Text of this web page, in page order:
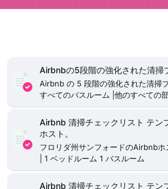
Airbnbの5段階の強化された清掃
Airbnb の 5 段階の強化された清掃
すべてのバスルーム |他のすべての
Airbnb 清掃チェックリスト テン
ホスト。
フロリダ州サンフォードのAirbnbホ
| 1 ベッドルーム 1 バスルーム
Airbnb 清掃チェックリスト テン